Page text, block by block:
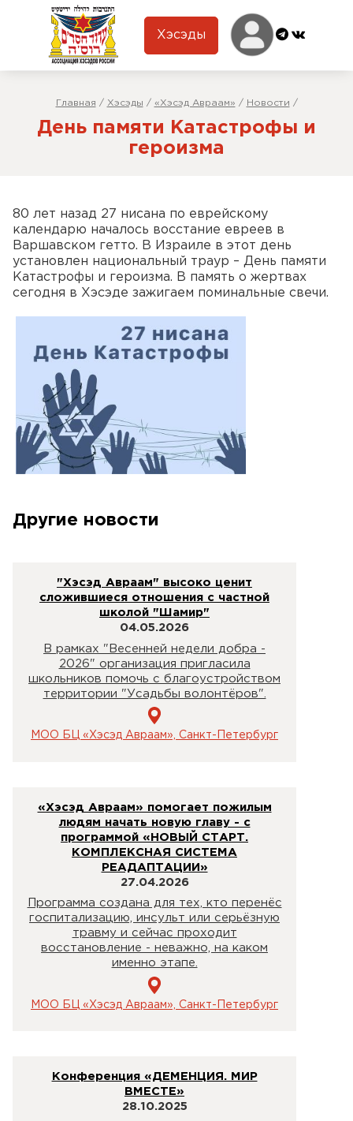
Хэсэды
Главная / Хэсэды / «Хэсэд Авраам» / Новости /
День памяти Катастрофы и
героизма
80 лет назад 27 нисана по еврейскому
календарю началось восстание евреев в
Варшавском гетто. В Израиле в этот день
установлен национальный траур – День памяти
Катастрофы и героизма. В память о жертвах
сегодня в Хэсэде зажигаем поминальные свечи.
Другие новости
"Хэсэд Авраам" высоко ценит
сложившиеся отношения с частной
школой "Шамир"
04.05.2026
В рамках "Весенней недели добра -
2026" организация пригласила
школьников помочь с благоустройством
территории "Усадьбы волонтёров".
МОО БЦ «Хэсэд Авраам», Санкт-Петербург
«Хэсэд Авраам» помогает пожилым
людям начать новую главу - с
программой «НОВЫЙ СТАРТ.
КОМПЛЕКСНАЯ СИСТЕМА
РЕАДАПТАЦИИ»
27.04.2026
Программа создана для тех, кто перенёс
госпитализацию, инсульт или серьёзную
травму и сейчас проходит
восстановление - неважно, на каком
именно этапе.
МОО БЦ «Хэсэд Авраам», Санкт-Петербург
Конференция «ДЕМЕНЦИЯ. МИР
ВМЕСТЕ»
28.10.2025